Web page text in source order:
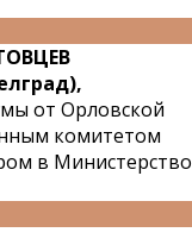
от Орловской
комитетом
в Министерство